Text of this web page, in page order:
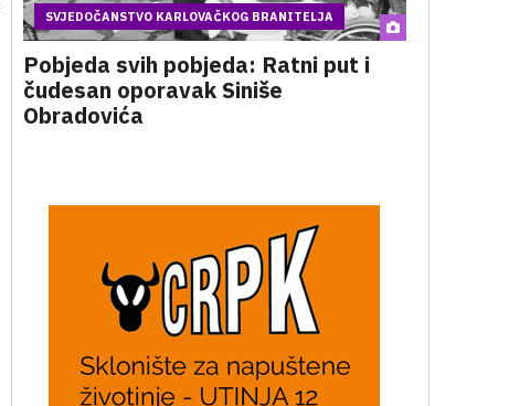
SVJEDOČANSTVO KARLOVAČKOG BRANITELJA
Pobjeda svih pobjeda: Ratni put i
čudesan oporavak Siniše
Obradovića